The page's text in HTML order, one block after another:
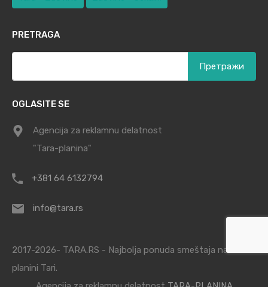
PRETRAGA
OGLASITE SE
Agencija za reklamnu delatnost
"Tara-planina"
+381 64 6132794
info@tara.rs
2017-2026- TARA.RS - Najbolja ponuda smeštaja na
planini Tari.